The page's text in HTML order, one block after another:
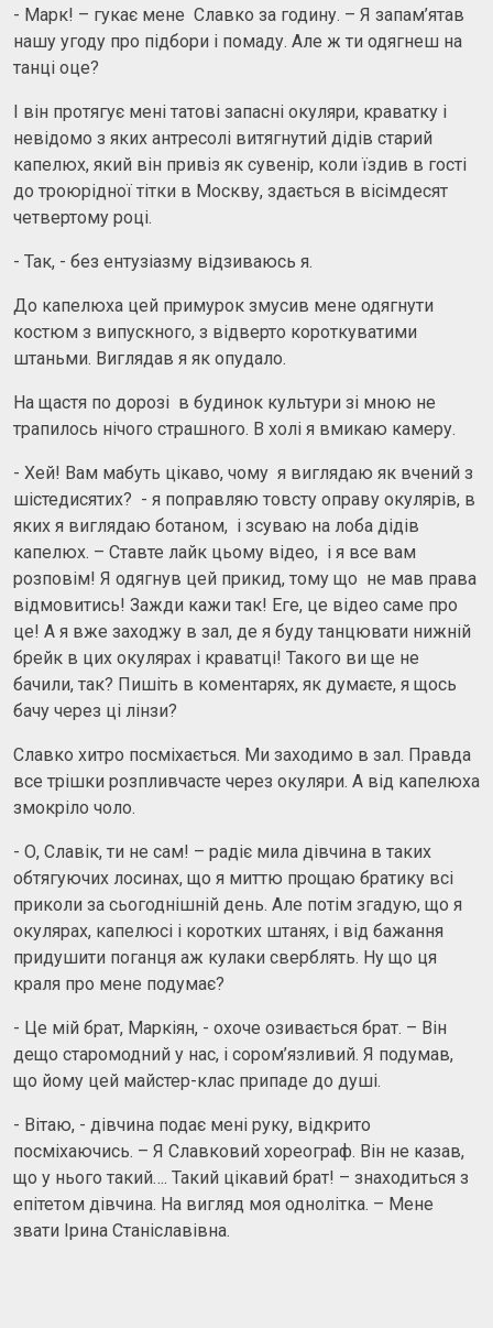
- Марк! – гукає мене Славко за годину. – Я запам’ятав
нашу угоду про підбори і помаду. Але ж ти одягнеш на
танці оце?
І він протягує мені татові запасні окуляри, краватку і
невідомо з яких антресолі витягнутий дідів старий
капелюх, який він привіз як сувенір, коли їздив в гості
до троюрідної тітки в Москву, здається в вісімдесят
четвертому році.
- Так, - без ентузіазму відзиваюсь я.
До капелюха цей примурок змусив мене одягнути
костюм з випускного, з відверто короткуватими
штаньми. Виглядав я як опудало.
На щастя по дорозі в будинок культури зі мною не
трапилось нічого страшного. В холі я вмикаю камеру.
- Хей! Вам мабуть цікаво, чому я виглядаю як вчений з
шістедисятих? - я поправляю товсту оправу окулярів, в
яких я виглядаю ботаном, і зсуваю на лоба дідів
капелюх. – Ставте лайк цьому відео, і я все вам
розповім! Я одягнув цей прикид, тому що не мав права
відмовитись! Зажди кажи так! Еге, це відео саме про
це! А я вже заходжу в зал, де я буду танцювати нижній
брейк в цих окулярах і краватці! Такого ви ще не
бачили, так? Пишіть в коментарях, як думаєте, я щось
бачу через ці лінзи?
Славко хитро посміхається. Ми заходимо в зал. Правда
все трішки розпливчасте через окуляри. А від капелюха
змокріло чоло.
- О, Славік, ти не сам! – радіє мила дівчина в таких
обтягуючих лосинах, що я миттю прощаю братику всі
приколи за сьогоднішній день. Але потім згадую, що я
окулярах, капелюсі і коротких штанях, і від бажання
придушити поганця аж кулаки сверблять. Ну що ця
краля про мене подумає?
- Це мій брат, Маркіян, - охоче озивається брат. – Він
дещо старомодний у нас, і сором’язливий. Я подумав,
що йому цей майстер-клас припаде до душі.
- Вітаю, - дівчина подає мені руку, відкрито
посміхаючись. – Я Славковий хореограф. Він не казав,
що у нього такий…. Такий цікавий брат! – знаходиться з
епітетом дівчина. На вигляд моя однолітка. – Мене
звати Ірина Станіславівна.